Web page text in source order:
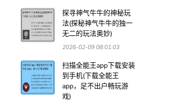
探寻神气牛牛的神秘玩
法(探秘神气牛牛的独一
无二的玩法奥妙)
2026-02-09 08:01:03
扫描全能王app下载安装
到手机(下载全能王
app，足不出户畅玩游
戏)